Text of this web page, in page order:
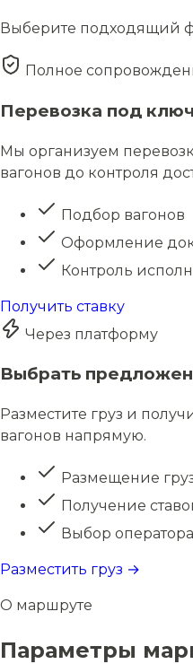
Выберите подходящий
Полное
Перевозка под ключ
Мы организуем
вагонов до контроля
Подбор вагонов
Оформление
Контроль
Получить ставку
Через платформу
Выбрать
Разместите груз и
вагонов напрямую.
Размещение
Получение
Выбор оператора
Разместить груз →
О маршруте
Параметры